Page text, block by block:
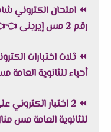
⏪ امتحان الكتروني
رقم 2 مس إيرينى
👈
⏪ ثلاث اختبارات
أحياء للثانوية
⏪
2 اختبار الكتروني
للثانوية العامة مس